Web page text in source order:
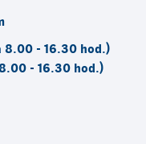
8.00 - 16.30 hod.)
- 16.30 hod.)